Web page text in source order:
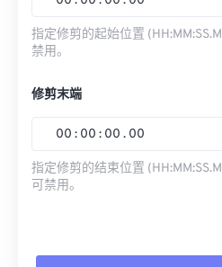
指定修剪的起始位置
禁用。
修剪末端
00 : 00 : 00 . 00
指定修剪的结束位置
可禁用。